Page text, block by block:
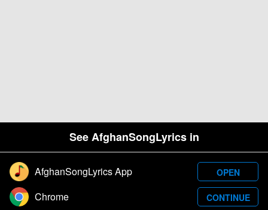
See AfghanSongLyrics in
AfghanSongLyrics App OPEN
Chrome CONTINUE
Designed and developed by Samim Wafa. Â© 2026